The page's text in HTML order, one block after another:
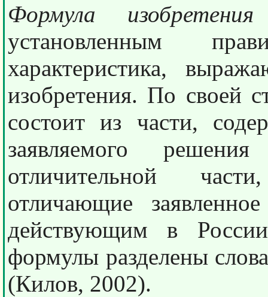
Формула
установленным
характеристика,
изобретения. По своей
состоит из части,
заявляемого
отличительной
отличающие
действующим в
формулы разделены
(Килов, 2002).